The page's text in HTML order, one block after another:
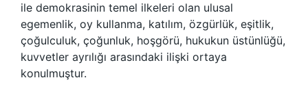
ile demokrasinin temel ilkeleri olan ulusal
egemenlik, oy kullanma, katılım, özgürlük, eşitlik,
çoğulculuk, çoğunluk, hoşgörü, hukukun üstünlüğü,
kuvvetler ayrılığı arasındaki ilişki ortaya
konulmuştur.